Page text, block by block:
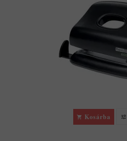
Kosárba